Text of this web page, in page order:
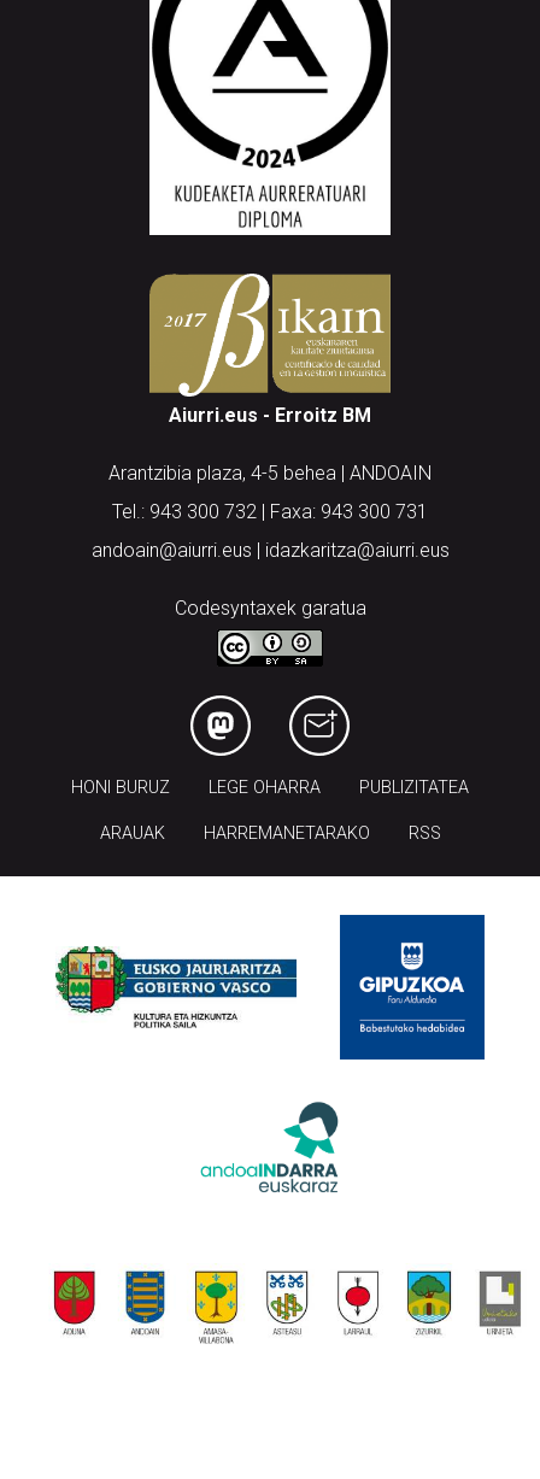
Aiurri.eus - Erroitz BM
Arantzibia plaza, 4-5 behea | ANDOAIN
Tel.: 943 300 732 | Faxa: 943 300 731
andoain@aiurri.eus | idazkaritza@aiurri.eus
Codesyntaxek garatua
HONI BURUZ LEGE OHARRA PUBLIZITATEA
ARAUAK HARREMANETARAKO RSS